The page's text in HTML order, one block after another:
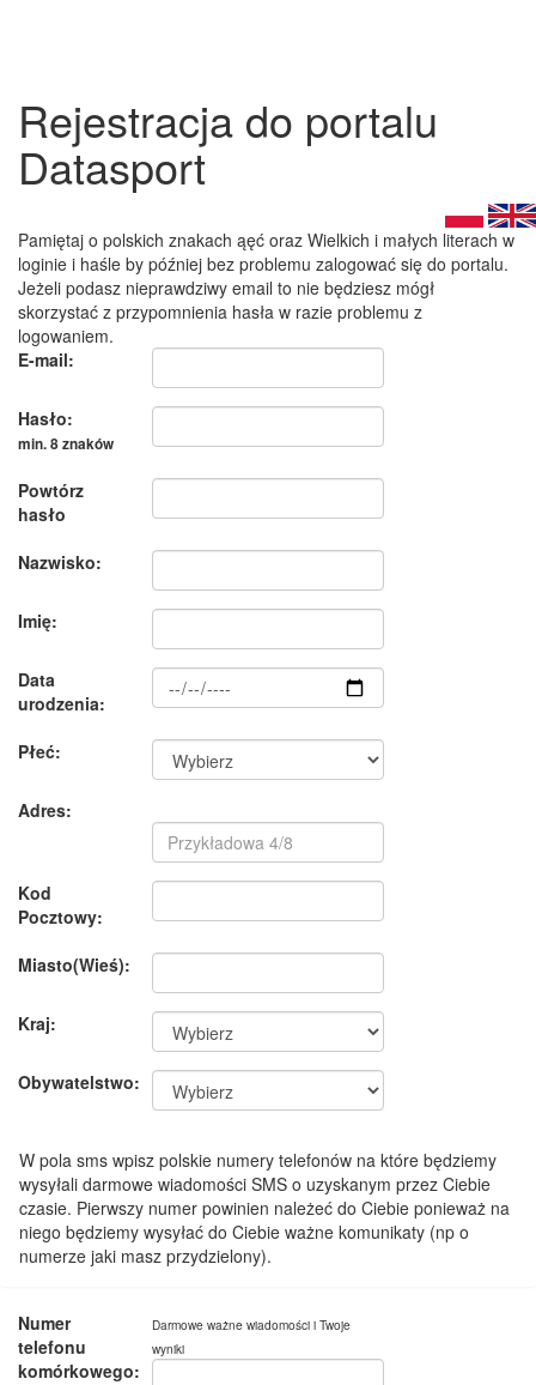
Rejestracja do portalu
Datasport
Pamiętaj o polskich znakach ąęć oraz Wielkich i małych literach w
loginie i haśle by później bez problemu zalogować się do portalu.
Jeżeli podasz nieprawdziwy email to nie będziesz mógł
skorzystać z przypomnienia hasła w razie problemu z
logowaniem.
E-mail:
Hasło:
min. 8 znaków
Powtórz
hasło
Nazwisko:
Imię:
Data
urodzenia:
Płeć:
Adres:
Kod
Pocztowy:
Miasto(Wieś):
Kraj:
Obywatelstwo:
W pola sms wpisz polskie numery telefonów na które będziemy
wysyłali darmowe wiadomości SMS o uzyskanym przez Ciebie
czasie. Pierwszy numer powinien należeć do Ciebie ponieważ na
niego będziemy wysyłać do Ciebie ważne komunikaty (np o
numerze jaki masz przydzielony).
Numer
telefonu
komórkowego:
Darmowe ważne wiadomości i Twoje
wyniki